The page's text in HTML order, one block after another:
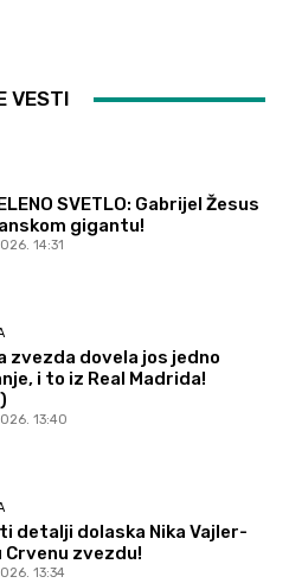
VESTI
SVETLO: Gabrijel Žesus
gigantu!
14:31
zvezda dovela jos jedno
i to iz Real Madrida!
13:40
detalji dolaska Nika Vajler-
Crvenu zvezdu!
13:34